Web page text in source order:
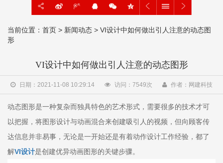
当前位置： 首页 > 新闻动态 > VI设计中如何做出引人注意的动态图
形
VI设计中如何做出引人注意的动态图形
日期：2021-11-08 10:29:14 访问： 7549次 作者：网建科技
动态图形是一种复杂而独具特色的艺术形式，需要很多的技术才可
以把握，将图形设计与动画混合来创建吸引人的视频，但向顾客传
达信息并非易事，无论是一开始还是有着动作设计工作经验，都了
解VI设计是创建优异动画图形的关键步骤。